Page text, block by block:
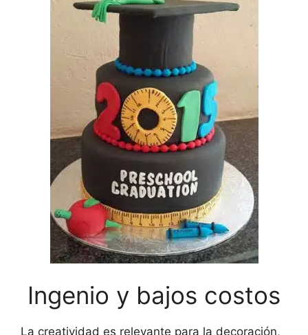
Ingenio y bajos costos
La creatividad es relevante para la decoración,